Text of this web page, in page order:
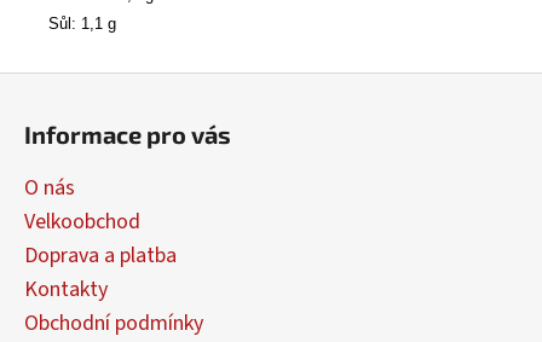
Sůl: 1,1 g
Informace pro vás
O nás
Velkoobchod
Doprava a platba
Kontakty
Obchodní podmínky